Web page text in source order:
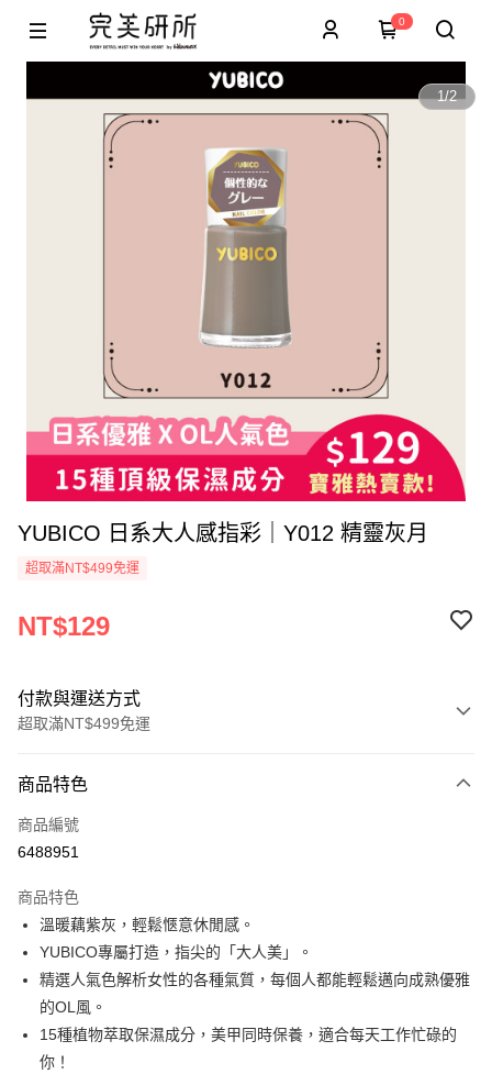
0
1/2
YUBICO 日系大人感指彩｜Y012 精靈灰月
超取滿NT$499免運
NT$129
付款與運送方式
超取滿NT$499免運
信用卡一次付款
超商取貨付款
Apple Pay
街口支付
悠遊付
運送方式
商品特色
商品編號
6488951
商品特色
溫暖藕紫灰，輕鬆愜意休閒感。
YUBICO專屬打造，指尖的「大人美」。
精選人氣色解析女性的各種氣質，每個人都能輕鬆邁向成熟優雅
的OL風。
15種植物萃取保濕成分，美甲同時保養，適合每天工作忙碌的
你！